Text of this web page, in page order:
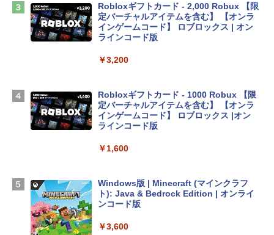
￥2,952
Apple 2026 MacBook Air M5チップ搭載
igence、13.6インチLiquid Retinaディ
ームカメラ、日本語キーボード、Touch I
D - シルバー
￥261,414
SSD インテル Core 5
￥129,800
Robloxギフトカード - 2,000 Robux 【限
定バーチャルアイテムを含む】 【オンラ
インゲームコード】 ロブロックス | オン
ラインコード版
￥3,200
Robloxギフトカード - 1000 Robux 【限
定バーチャルアイテムを含む】 【オンラ
インゲームコード】 ロブロックス |オン
ラインコード版
￥1,600
Windows版 | Minecraft (マインクラフ
ト): Java & Bedrock Edition | オンライ
ンコード版
￥3,600